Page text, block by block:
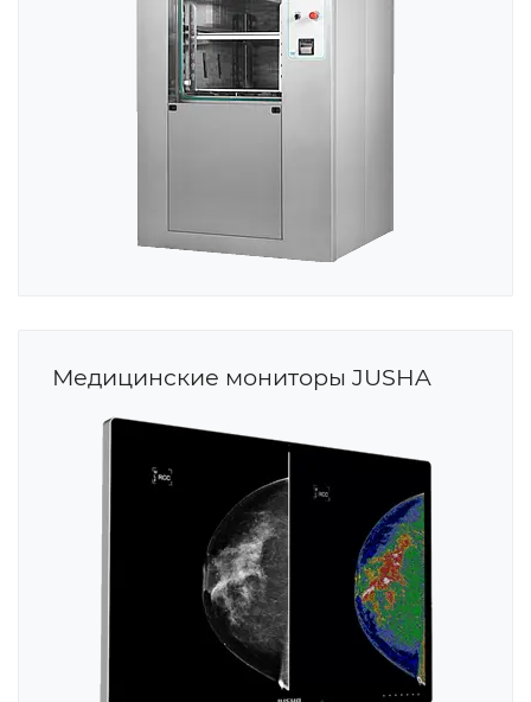
Медицинские мониторы JUSHA